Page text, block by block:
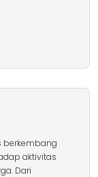
berkembang
aktivitas
Dari